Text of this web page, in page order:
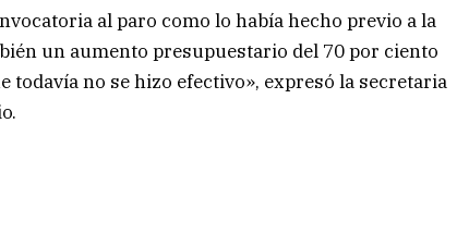
al paro como lo había hecho previo a la
un aumento presupuestario del 70 por ciento
todavía no se hizo efectivo», expresó la secretaria